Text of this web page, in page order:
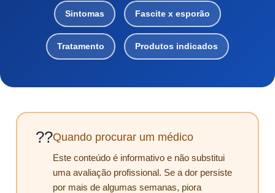
Sintomas Fascite x esporão
Tratamento Produtos indicados
??Quando procurar um médico
Este conteúdo é informativo e não substitui
uma avaliação profissional. Se a dor persiste
por mais de algumas semanas, piora